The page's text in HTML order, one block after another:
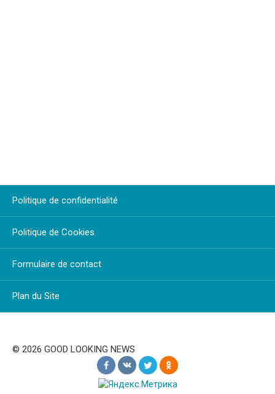
Politique de confidentialité
Politique de Cookies
Formulaire de contact
Plan du Site
© 2026 GOOD LOOKING NEWS